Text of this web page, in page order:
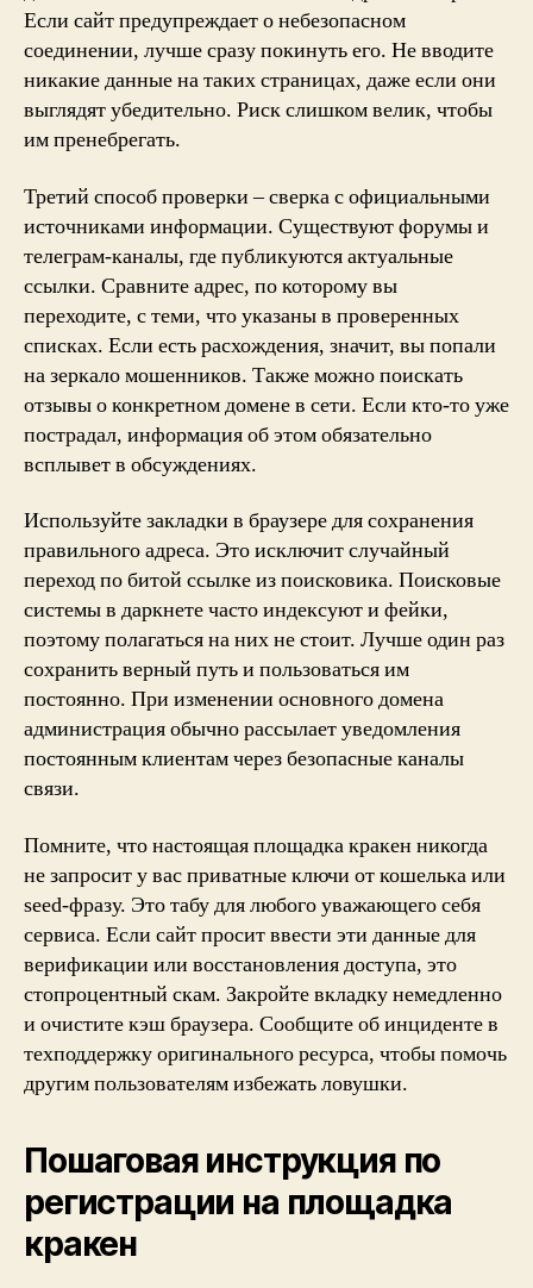
Если сайт предупреждает о небезопасном
соединении, лучше сразу покинуть его. Не вводите
никакие данные на таких страницах, даже если они
выглядят убедительно. Риск слишком велик, чтобы
им пренебрегать.
Третий способ проверки – сверка с официальными
источниками информации. Существуют форумы и
телеграм-каналы, где публикуются актуальные
ссылки. Сравните адрес, по которому вы
переходите, с теми, что указаны в проверенных
списках. Если есть расхождения, значит, вы попали
на зеркало мошенников. Также можно поискать
отзывы о конкретном домене в сети. Если кто-то уже
пострадал, информация об этом обязательно
всплывет в обсуждениях.
Используйте закладки в браузере для сохранения
правильного адреса. Это исключит случайный
переход по битой ссылке из поисковика. Поисковые
системы в даркнете часто индексуют и фейки,
поэтому полагаться на них не стоит. Лучше один раз
сохранить верный путь и пользоваться им
постоянно. При изменении основного домена
администрация обычно рассылает уведомления
постоянным клиентам через безопасные каналы
связи.
Помните, что настоящая площадка кракен никогда
не запросит у вас приватные ключи от кошелька или
seed-фразу. Это табу для любого уважающего себя
сервиса. Если сайт просит ввести эти данные для
верификации или восстановления доступа, это
стопроцентный скам. Закройте вкладку немедленно
и очистите кэш браузера. Сообщите об инциденте в
техподдержку оригинального ресурса, чтобы помочь
другим пользователям избежать ловушки.
Пошаговая инструкция по
регистрации на площадка
кракен